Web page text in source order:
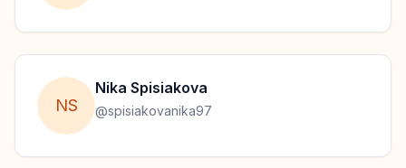
NS
Nika Spisiakova
@spisiakovanika97